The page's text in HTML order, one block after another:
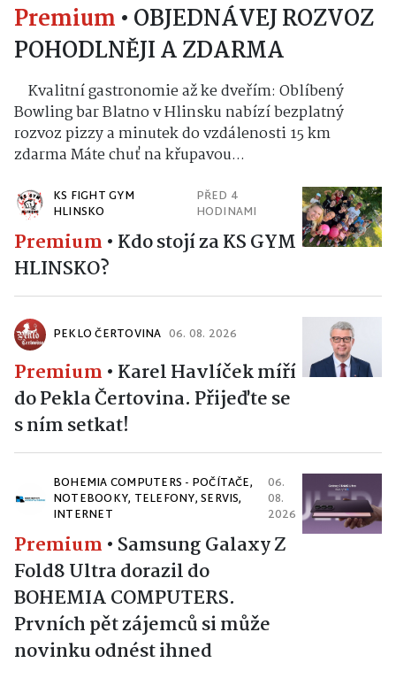
Premium • OBJEDNÁVEJ ROZVOZ
POHODLNĚJI A ZDARMA
Kvalitní gastronomie až ke dveřím: Oblíbený
Bowling bar Blatno v Hlinsku nabízí bezplatný
rozvoz pizzy a minutek do vzdálenosti 15 km
zdarma Máte chuť na křupavou...
KS FIGHT GYM
HLINSKO
PŘED 4
HODINAMI
Premium • Kdo stojí za KS GYM
HLINSKO?
PEKLO ČERTOVINA 06. 08. 2026
Premium • Karel Havlíček míří
do Pekla Čertovina. Přijeďte se
s ním setkat!
BOHEMIA COMPUTERS - POČÍTAČE,
NOTEBOOKY, TELEFONY, SERVIS,
INTERNET
06.
08.
2026
Premium • Samsung Galaxy Z
Fold8 Ultra dorazil do
BOHEMIA COMPUTERS.
Prvních pět zájemců si může
novinku odnést ihned